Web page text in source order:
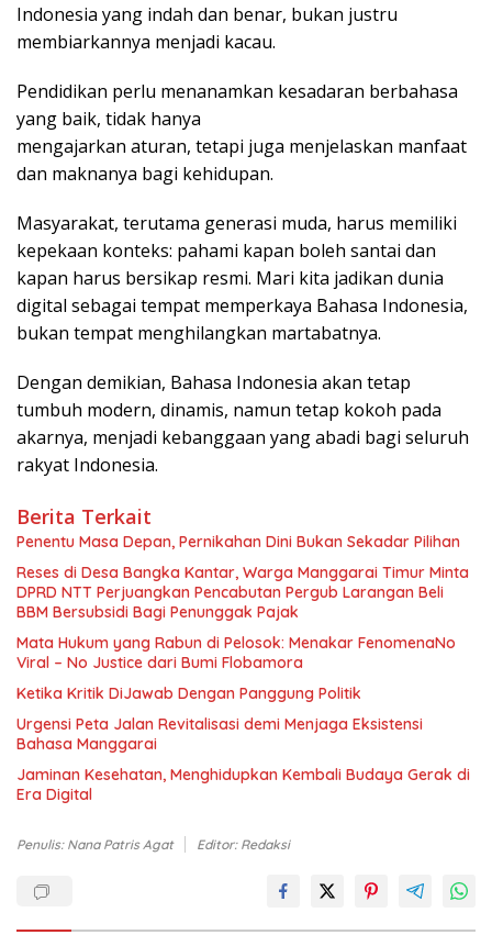
Indonesia yang indah dan benar, bukan justru
membiarkannya menjadi kacau.
Pendidikan perlu menanamkan kesadaran berbahasa
yang baik, tidak hanya
mengajarkan aturan, tetapi juga menjelaskan manfaat
dan maknanya bagi kehidupan.
Masyarakat, terutama generasi muda, harus memiliki
kepekaan konteks: pahami kapan boleh santai dan
kapan harus bersikap resmi. Mari kita jadikan dunia
digital sebagai tempat memperkaya Bahasa Indonesia,
bukan tempat menghilangkan martabatnya.
Dengan demikian, Bahasa Indonesia akan tetap
tumbuh modern, dinamis, namun tetap kokoh pada
akarnya, menjadi kebanggaan yang abadi bagi seluruh
rakyat Indonesia.
Berita Terkait
Penentu Masa Depan, Pernikahan Dini Bukan Sekadar Pilihan
Reses di Desa Bangka Kantar, Warga Manggarai Timur Minta
DPRD NTT Perjuangkan Pencabutan Pergub Larangan Beli
BBM Bersubsidi Bagi Penunggak Pajak
Mata Hukum yang Rabun di Pelosok: Menakar FenomenaNo
Viral – No Justice dari Bumi Flobamora
Ketika Kritik DiJawab Dengan Panggung Politik
Urgensi Peta Jalan Revitalisasi demi Menjaga Eksistensi
Bahasa Manggarai
Jaminan Kesehatan, Menghidupkan Kembali Budaya Gerak di
Era Digital
Penulis: Nana Patris Agat Editor: Redaksi